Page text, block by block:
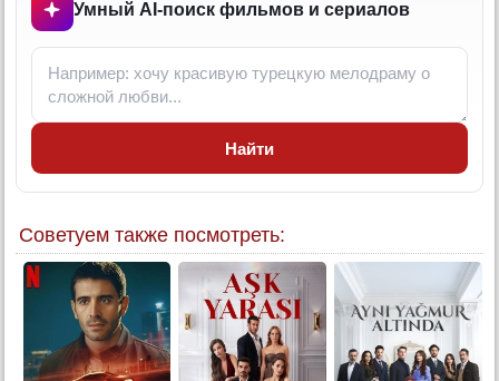
Умный AI-поиск фильмов и сериалов
Найти
Советуем также посмотреть: